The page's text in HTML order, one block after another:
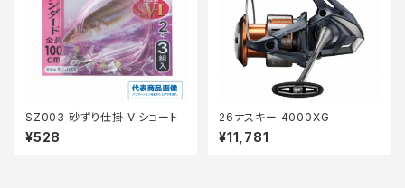
SZ003 砂ずり仕掛 V ショート
¥528
26ナスキー 4000XG
¥11,781